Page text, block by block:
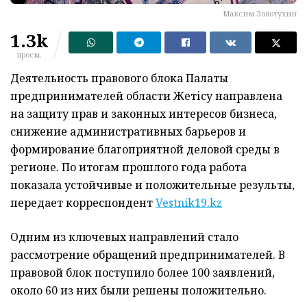
Максим Золотухин
1.3k
просм.
Деятельность правового блока Палаты
предпринимателей области Жетісу направлена
на защиту прав и законных интересов бизнеса,
снижение административных барьеров и
формирование благоприятной деловой среды в
регионе. По итогам прошлого года работа
показала устойчивые и положительные результы,
передает корреспондентVestnik19.kz
Одним из ключевых направлений стало
рассмотрение обращений предпринимателей. В
правовой блок поступило более 100 заявлений,
около 60 из них были решены положительно.